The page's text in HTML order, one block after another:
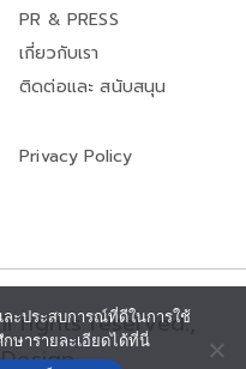
PR & PRESS
เกี่ยวกับเรา
ติดต่อและ สนับสนุน
Privacy Policy
rights reserved.,
ะประสบการณ์ที่ดีในการใช้
ษารายละเอียดได้ที่นี่